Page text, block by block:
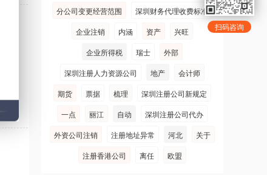
31
分公司变更经营范围
深圳财务代理收费标准
企业注销
内涵 资产
兴旺
企业所得税
瑞士
外部
深圳注册人力资源公司
地产
会计师
期货
票据 梳理
深圳注册公司新规定
一点
丽江 自动
深圳注册公司代办
外资公司注销
注册地址异常 河北
关于
注册香港公司
离任 欧盟
扫码咨询